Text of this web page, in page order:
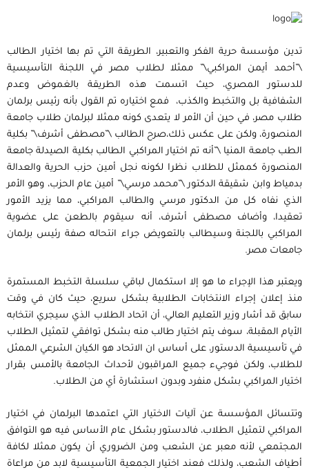
تدين مؤسسة حرية الفكر والتعبير، الطريقة التي تم بها اختيار الطالب
\”أحمد أيمن المراكبي\” ممثلا لطلاب مصر في اللجنة التأسيسية
للدستور المصري، حيث اتسمت هذه الطريقة بالغموض وعدم
الشفافية بل والتخبط والكذب، فمع اختياره تم القول بأنه رئيس برلمان
طلاب مصر، في حين أن الأمر لا يتعدى كونه ممثلا لبرلمان طلاب جامعة
المنصورة، ولكن على عكس ذلك،صرح الطالب \”مصطفى أشرف\” بكلية
الطب جامعة المنيا \”أنه تم اختيار المراكبي الطالب بكلية الصيدلة جامعة
المنصورة كممثل للطلاب نظرا لكونه نجل أمين حزب الحرية والعدالة
بدمياط وابن شقيقة الدكتور \”محمد مرسي\” أمين عام الحزب، وهو الأمر
الذي نفاه كل من الدكتور مرسي والطالب المراكبي، مما يزيد الأمور
تعقيدا، وأضاف مصطفى أشرف، أنه سيقوم بالطعن على عضوية
المراكبي باللجنة وسيطالب بالتعويض جراء انتحاله صفة رئيس برلمان
جامعات مصر.
ويعتبر هذا الإجراء ما هو إلا استكمال لباقي سلسلة التخبط المستمرة
منذ إعلان إجراء الانتخابات الطلابية بشكل سريع، حيث كان في وقت
سابق قد أشار وزير التعليم العالي، أن اتحاد الطلاب الذي سيجري انتخابه
الأيام المقبلة، سوف يتم اختيار طالب منه بشكل توافقي لتمثيل الطلاب
في تأسيسية الدستور، على أساس ان الاتحاد هو الكيان الشرعي الممثل
للطلاب، ولكن فوجيء جميع المراقبون لأحداث الجامعة بالأمس بقرار
اختيار المراكبي بشكل منفرد وبدون استشارة أي من الطلاب.
وتتسائل المؤسسة عن آليات الاختيار التي اعتمدها البرلمان في اختيار
المراكبي لتمثيل الطلاب، فالدستور بشكل عام الأساس فيه هو التوافق
المجتمعي لأنه معبر عن الشعب ومن الضروري أن يكون ممثلا لكافة
أطياف الشعب، ولذلك فعند اختيار الجمعية التأسيسية لابد من مراعاة